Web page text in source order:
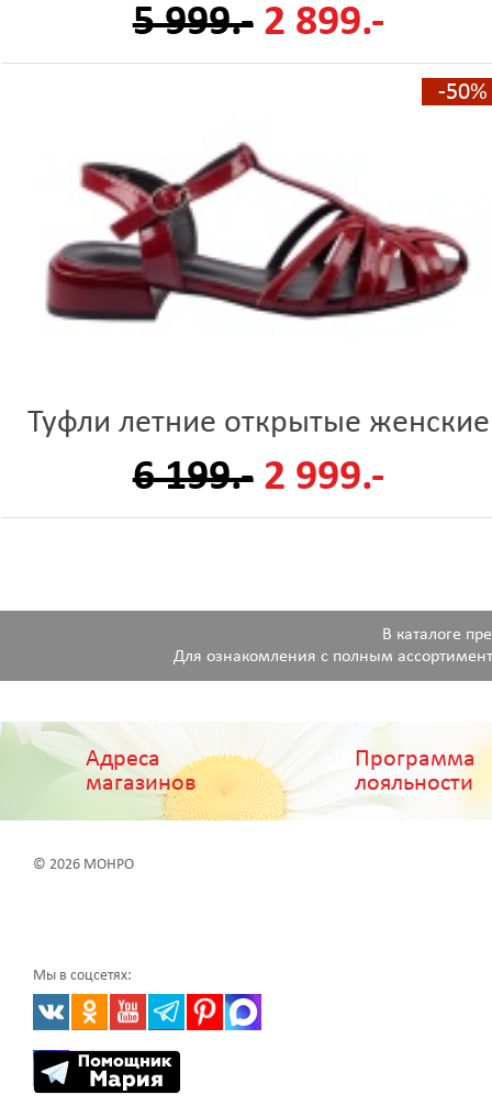
5 999.- 2 899.-
-50%
Туфли летние открытые женские
6 199.- 2 999.-
В каталоге
Для ознакомления с полным
Адреса
магазинов
Программа
лояльности
© 2026 МОНРО
Мы в соцсетях: